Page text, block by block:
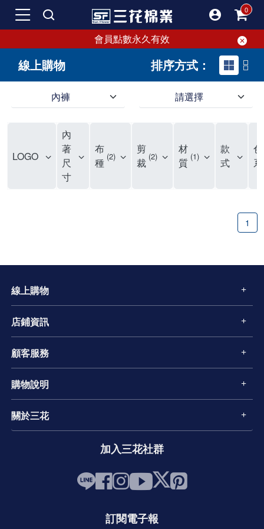
會員點數永久有效
線上購物 排序方式：
內褲 請選擇
LOGO
內
著
尺
寸
布
種 2
剪
裁 2
材
質 1
款
式
色
系
1
線上購物
店鋪資訊
顧客服務
購物說明
關於三花
加入三花社群
訂閱電子報